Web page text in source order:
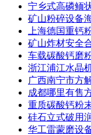
宁乡式高磷鲕
矿山粉碎设备
上海德国重钙
矿山炸材安全
车载碳酸钙磨
浙江浦江水晶
广西南宁市方
成都哪里有售
重质碳酸钙粉
硅石立式破用
华工雷蒙磨设